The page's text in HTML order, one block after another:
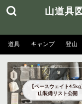
山道具
道具 キャンプ 登山
【ベースウェイト4.5kg
山装備リスト公開